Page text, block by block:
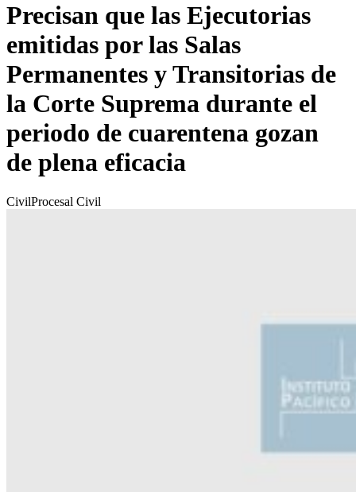
Precisan que las Ejecutorias
emitidas por las Salas
Permanentes y Transitorias de
la Corte Suprema durante el
periodo de cuarentena gozan
de plena eficacia
CivilProcesal Civil